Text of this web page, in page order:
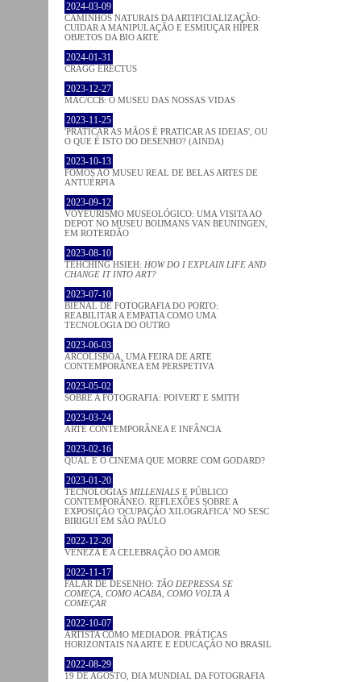
2024-03-09
CAMINHOS NATURAIS DA ARTIFICIALIZAÇÃO:
CUIDAR A MANIPULAÇÃO E ESMIUÇAR HÍPER
OBJETOS DA BIO ARTE
2024-01-31
CRAGG ERECTUS
2023-12-27
MAC/CCB: O MUSEU DAS NOSSAS VIDAS
2023-11-25
'PRATICAR AS MÃOS É PRATICAR AS IDEIAS', OU
O QUE É ISTO DO DESENHO? (AINDA)
2023-10-13
FOMOS AO MUSEU REAL DE BELAS ARTES DE
ANTUÉRPIA
2023-09-12
VOYEURISMO MUSEOLÓGICO: UMA VISITA AO
DEPOT NO MUSEU BOIJMANS VAN BEUNINGEN,
EM ROTERDÃO
2023-08-10
TEHCHING HSIEH: HOW DO I EXPLAIN LIFE AND
CHANGE IT INTO ART?
2023-07-10
BIENAL DE FOTOGRAFIA DO PORTO:
REABILITAR A EMPATIA COMO UMA
TECNOLOGIA DO OUTRO
2023-06-03
ARCOLISBOA, UMA FEIRA DE ARTE
CONTEMPORÂNEA EM PERSPETIVA
2023-05-02
SOBRE A FOTOGRAFIA: POIVERT E SMITH
2023-03-24
ARTE CONTEMPORÂNEA E INFÂNCIA
2023-02-16
QUAL É O CINEMA QUE MORRE COM GODARD?
2023-01-20
TECNOLOGIAS MILLENIALS E PÚBLICO
CONTEMPORÂNEO. REFLEXÕES SOBRE A
EXPOSIÇÃO 'OCUPAÇÃO XILOGRÁFICA' NO SESC
BIRIGUI EM SÃO PAULO
2022-12-20
VENEZA E A CELEBRAÇÃO DO AMOR
2022-11-17
FALAR DE DESENHO: TÃO DEPRESSA SE
COMEÇA, COMO ACABA, COMO VOLTA A
COMEÇAR
2022-10-07
ARTISTA COMO MEDIADOR. PRÁTICAS
HORIZONTAIS NA ARTE E EDUCAÇÃO NO BRASIL
2022-08-29
19 DE AGOSTO, DIA MUNDIAL DA FOTOGRAFIA